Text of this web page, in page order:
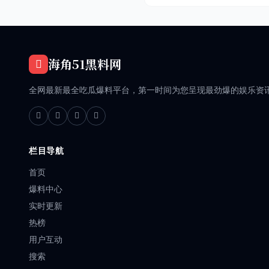
海角51黑料网
全网最新最全吃瓜爆料平台，第一时间为您呈现最劲爆的娱乐资
栏目导航
首页
爆料中心
实时更新
热榜
用户互动
搜索